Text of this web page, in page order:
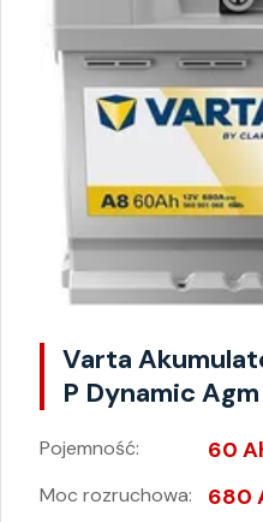
Varta
P Dynamic Agm
Pojemność: 60
Moc rozruchowa: 680